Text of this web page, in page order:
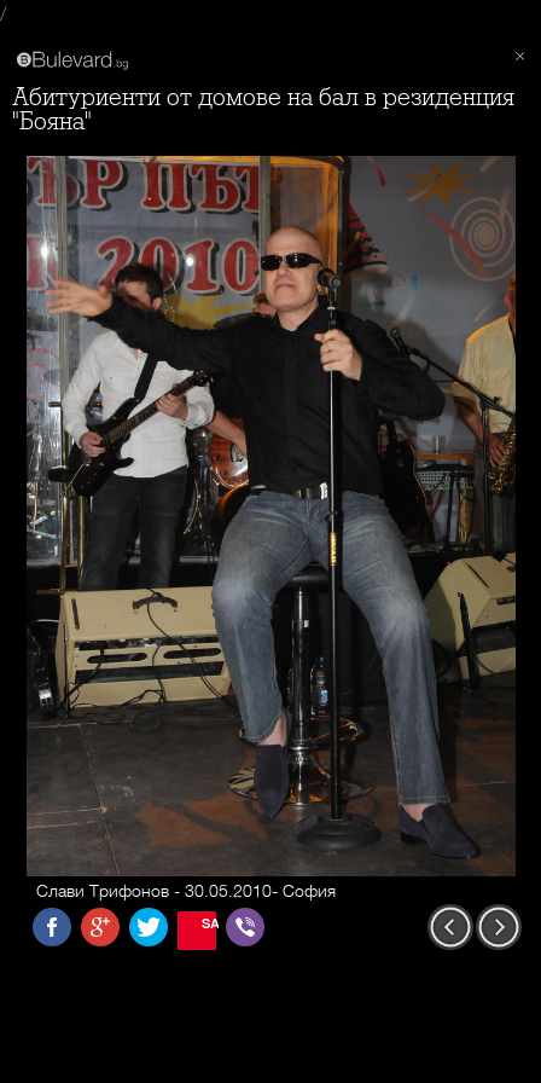
/
Абитуриенти от домове на бал в резиденция
"Бояна"
Слави Трифонов - 30.05.2010- София
SAVE